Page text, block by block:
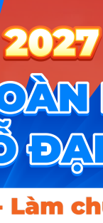
37 Quản lý bệnh viện
39 Quản trị khách sạn
Quản trị Nhà hàng và
41
Quản lý tài nguyên và
môi trường
STT Tên ngành